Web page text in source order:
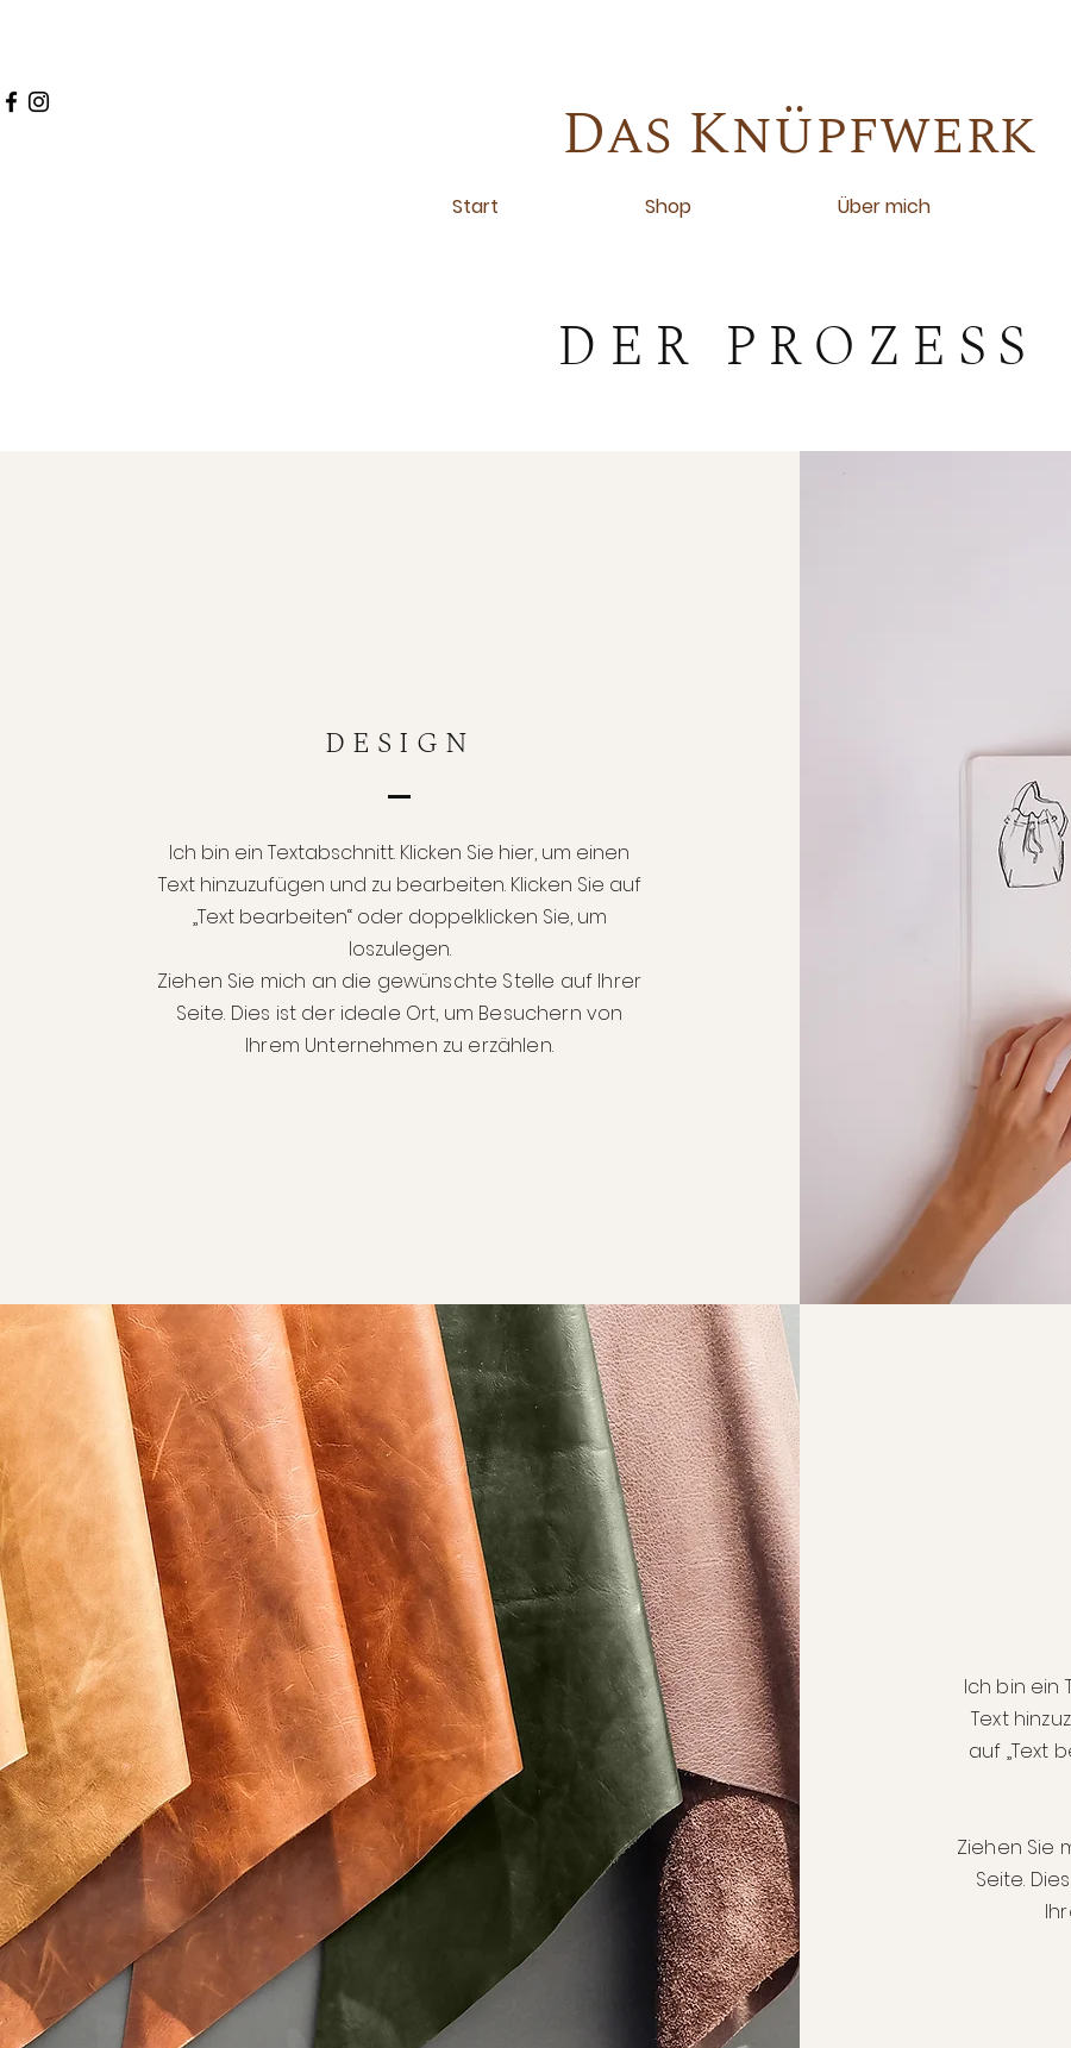
Das Knüpfwerk
Start Shop Über mich
DER PROZESS
DESIGN
Ich bin ein Textabschnitt. Klicken Sie hier, um einen
Text hinzuzufügen und zu bearbeiten. Klicken Sie auf
„Text bearbeiten“ oder doppelklicken Sie, um
loszulegen.
Ziehen Sie mich an die gewünschte Stelle auf Ihrer
Seite. Dies ist der ideale Ort, um Besuchern von
Ihrem Unternehmen zu erzählen.
Ich bin ein
Text
auf „Text
Ziehen Sie
Seite.